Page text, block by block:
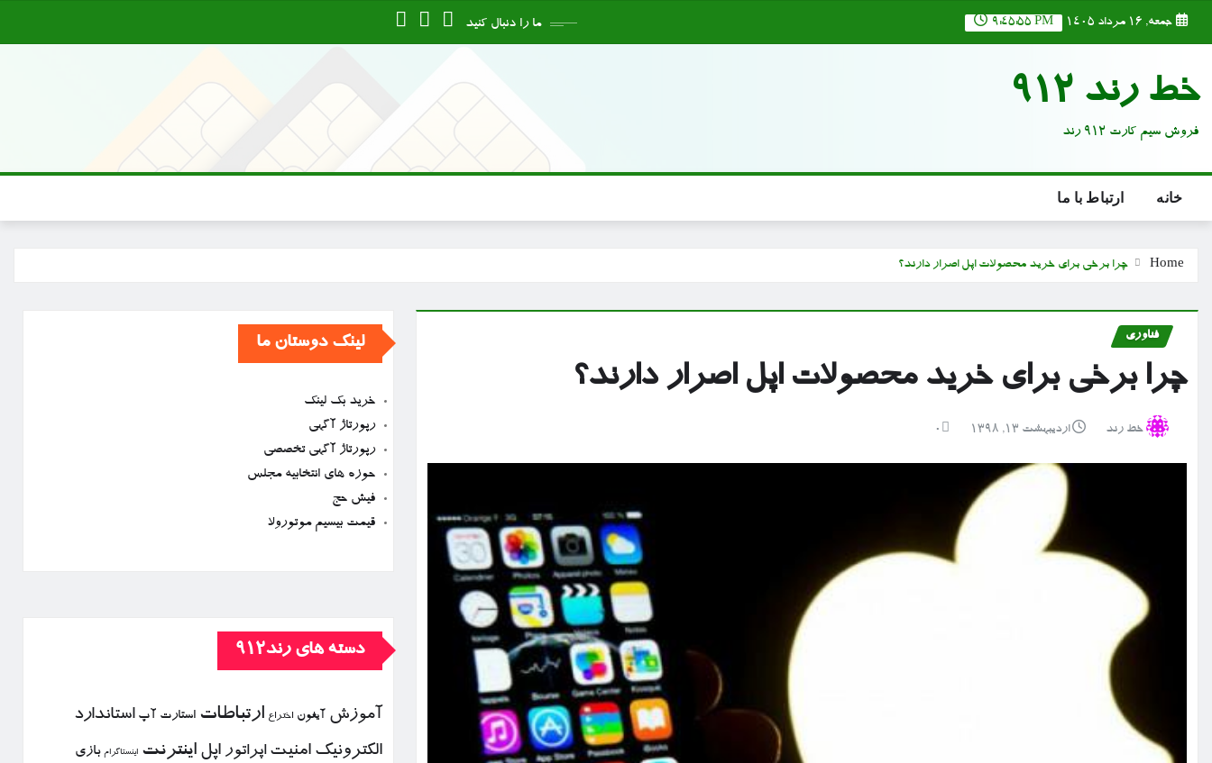
جمعه, ۱۶ مرداد ۱۴۰۵ 9:45:56 PM ما را دنبال کنید
خط رند 912
فروش سیم کارت 912 رند
خانه ارتباط با ما
Home چرا برخی برای خرید محصولات اپل اصرار دارند؟
فناوری
چرا برخی برای خرید محصولات اپل اصرار دارند؟
خط رند اردیبهشت ۱۳, ۱۳۹۸ 0
لینک دوستان ما
خرید بک لینک
رپورتاژ آگهی
رپورتاژ آگهی تخصصی
حوزه های انتخابیه مجلس
فیش حج
قیمت بیسیم موتورولا
دسته های رند912
آموزش آیفون اختراع ارتباطات استارت آپ استاندارد
الكترونیك امنیت اپراتور اپل اینترنت اینستاگرام بازی